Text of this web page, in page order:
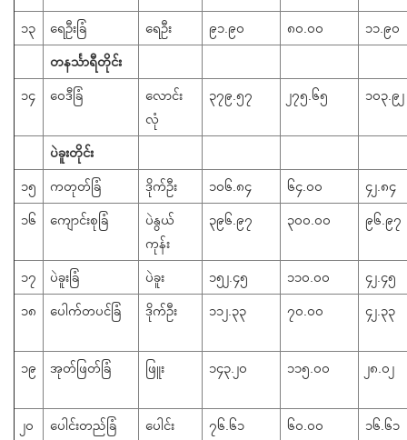
၁၃ ရေဦးခြံ ရေဦး ၉၁.၉၀ ၈၀.၀၀ ၁၁.၉၀
တနင်္သာရီတိုင်း
၁၄ ဝေဒီခြံ
​လောင်း
လုံ
၃၇၉.၅၇ ၂၇၅.၆၅ ၁၀၃.၉၂
ပဲခူးတိုင်း
၁၅ ကတုတ်ခြံ ဒိုက်ဦး ၁၀၆.၈၄ ၆၄.၀၀ ၄၂.၈၄
၁၆ ကျောင်းစုခြံ
ပဲနွယ်
ကုန်း
၃၉၆.၉၇ ၃၀၀.၀၀ ၉၆.၉၇
၁၇ ပဲခူးခြံ ပဲခူး ၁၅၂.၄၅ ၁၁၀.၀၀ ၄၂.၄၅
၁၈ ပေါက်တပင်ခြံ ဒိုက်ဦး ၁၁၂.၃၃ ၇၀.၀၀ ၄၂.၃၃
၁၉ အုတ်ဖြတ်ခြံ ဖြူး ၁၄၃.၂၀ ၁၁၅.၀၀ ၂၈.၀၂
၂၀ ​ပေါင်းတည်ခြံ
​ပေါင်း
၇၆.၆၁ ၆၀.၀၀ ၁၆.၆၁